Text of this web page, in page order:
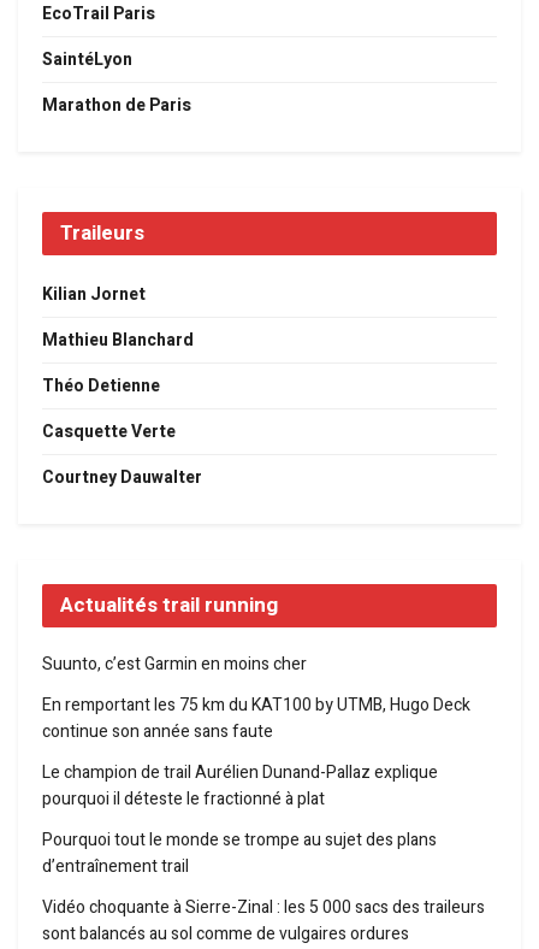
EcoTrail Paris
SaintéLyon
Marathon de Paris
Traileurs
Kilian Jornet
Mathieu Blanchard
Théo Detienne
Casquette Verte
Courtney Dauwalter
Actualités trail running
Suunto, c’est Garmin en moins cher
En remportant les 75 km du KAT100 by UTMB, Hugo Deck
continue son année sans faute
Le champion de trail Aurélien Dunand-Pallaz explique
pourquoi il déteste le fractionné à plat
Pourquoi tout le monde se trompe au sujet des plans
d’entraînement trail
Vidéo choquante à Sierre-Zinal : les 5 000 sacs des traileurs
sont balancés au sol comme de vulgaires ordures